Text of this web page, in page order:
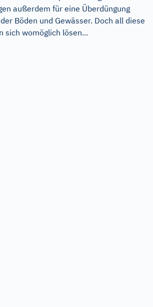
außerdem für eine Überdüngung
Böden und Gewässer. Doch all diese
sich womöglich lösen...